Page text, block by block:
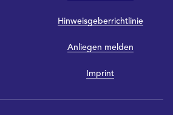
Hinweisgeberrichtlinie
Anliegen melden
Imprint